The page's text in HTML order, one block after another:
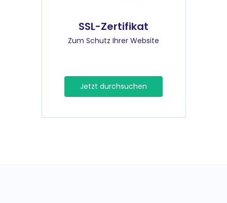
SSL-Zertifikat
Zum Schutz Ihrer Website
Jetzt durchsuchen